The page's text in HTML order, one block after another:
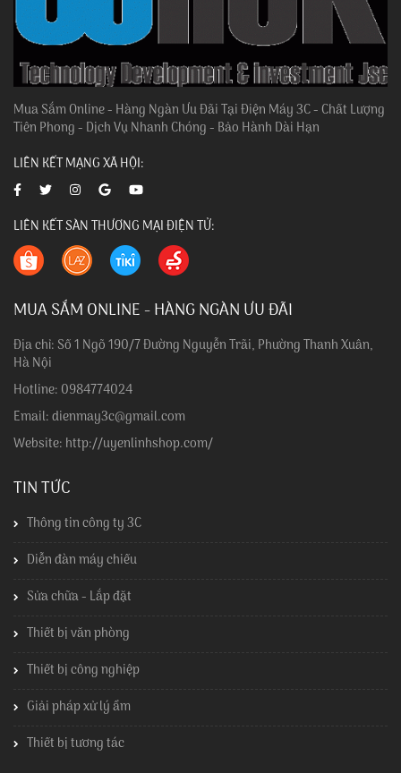
Mua Sắm Online - Hàng Ngàn Ưu Đãi Tại Điện Máy 3C - Chất Lượng
Tiên Phong - Dịch Vụ Nhanh Chóng - Bảo Hành Dài Hạn
LIÊN KẾT MẠNG XÃ HỘI:
LIÊN KẾT SÀN THƯƠNG MẠI ĐIỆN TỬ:
MUA SẮM ONLINE - HÀNG NGÀN ƯU ĐÃI
Địa chỉ: Số 1 Ngõ 190/7 Đường Nguyễn Trãi, Phường Thanh Xuân,
Hà Nội
Hotline: 0984774024
Email: dienmay3c@gmail.com
Website: http://uyenlinhshop.com/
TIN TỨC
Thông tin công ty 3C
Diễn đàn máy chiếu
Sửa chữa - Lắp đặt
Thiết bị văn phòng
Thiết bị công nghiệp
Giải pháp xử lý ẩm
Thiết bị tương tác